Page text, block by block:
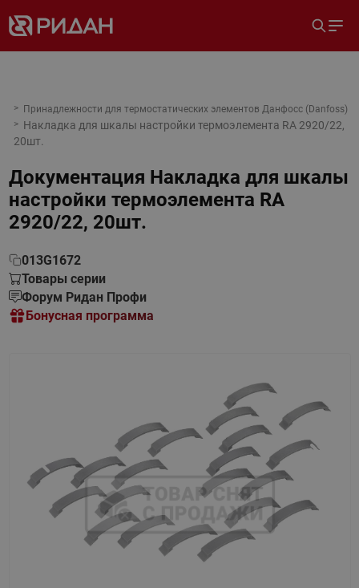
Принадлежности для термостатических элементов Данфосс (Danfoss)
Накладка для шкалы настройки термоэлемента RA 2920/22,
20шт.
Документация Накладка для шкалы
настройки термоэлемента RA
2920/22, 20шт.
013G1672
Товары серии
Форум Ридан Профи
Бонусная программа
Назад